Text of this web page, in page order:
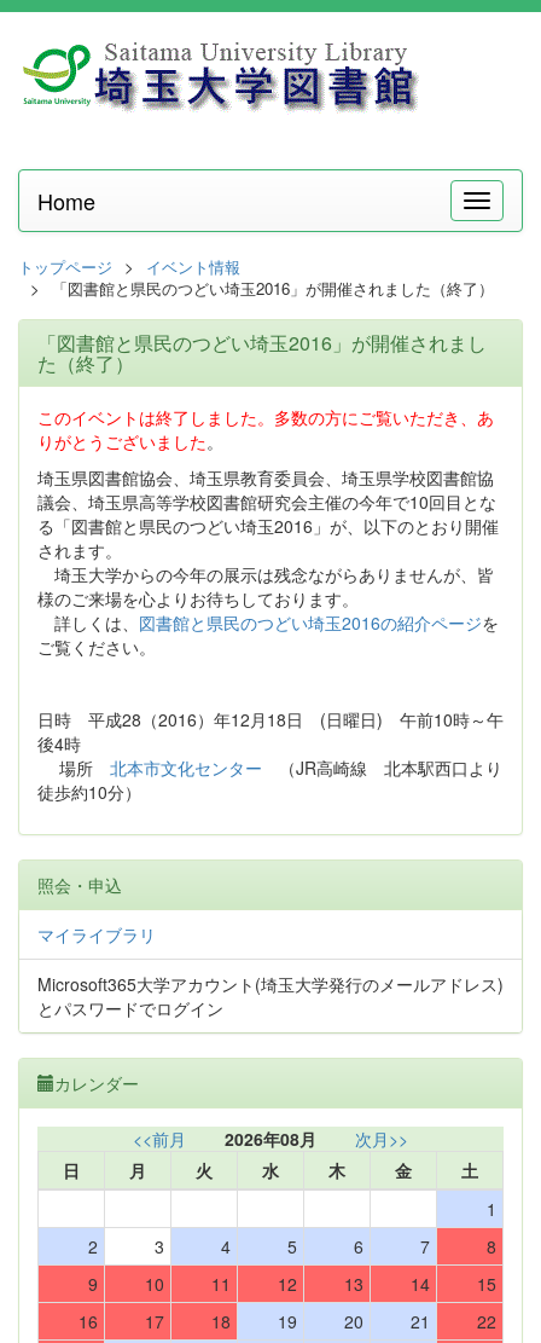
メ
ニ
Home
トップページ
イベント情報
「図書館と県民のつどい埼玉2016」が開催されました（終了）
「図書館と県民のつどい埼玉2016」が開催されまし
た（終了）
このイベントは終了しました。多数の方にご覧いただき、あ
りがとうございました。
埼玉県図書館協会、埼玉県教育委員会、埼玉県学校図書館協
議会、埼玉県高等学校図書館研究会主催の今年で10回目とな
る「図書館と県民のつどい埼玉2016」が、以下のとおり開催
されます。
埼玉大学からの今年の展示は残念ながらありませんが、皆
様のご来場を心よりお待ちしております。
詳しくは、 図書館と県民のつどい埼玉2016の紹介ページを
ご覧ください。
日時 平成28（2016）年12月18日 (日曜日) 午前10時～午
後4時
場所 北本市文化センター （JR高崎線 北本駅西口より
徒歩約10分）
照会・申込
マイライブラリ
Microsoft365大学アカウント(埼玉大学発行のメールアドレス)
とパスワードでログイン
カレンダー
<<前月 2026年08月
次月>>
日
月 火 水 木 金
土
1
2
3 4 5 6 7
8
9
10 11 12 13 14
15
16
17 18 19 20 21
22